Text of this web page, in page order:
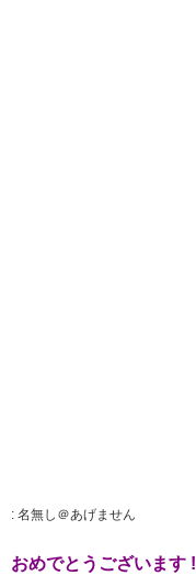
: 名無し＠あげません
おめでとうございます !